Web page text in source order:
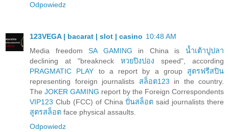
Odpowiedz
123VEGA | bacarat | slot | casino 10:48 AM
Media freedomSA GAMING in China isน้ำเต้าปูปลา
declining at "breakneck หวยปิงปอง speed", according
PRAGMATIC PLAY to a report by a group สูตรฟรีสปิน
representing foreign journalists สล็อต123 in the country.
The JOKER GAMING report by the Foreign Correspondents
VIP123 Club (FCC) of Chinaปั่นสล็อต said journalists there
สูตรสล็อต face physical assaults.
Odpowiedz